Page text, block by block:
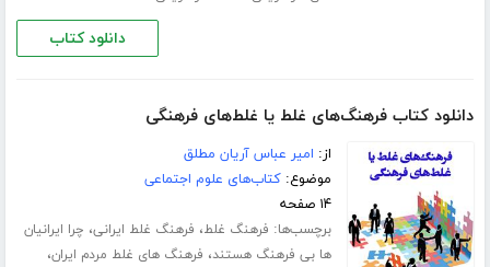
دانلود کتاب
دانلود کتاب فرهنگ‌های غلط یا غلط‌های فرهنگی
از: امیر عباس آریان مطلق
موضوع:کتاب‌های علوم اجتماعی
۱۴ صفحه
برچسب‌ها: فرهنگ غلط، فرهنگ غلط ایرانی، چرا ایرانیان
ها بی فرهنگ هستند، فرهنگ های غلط مردم ایران،